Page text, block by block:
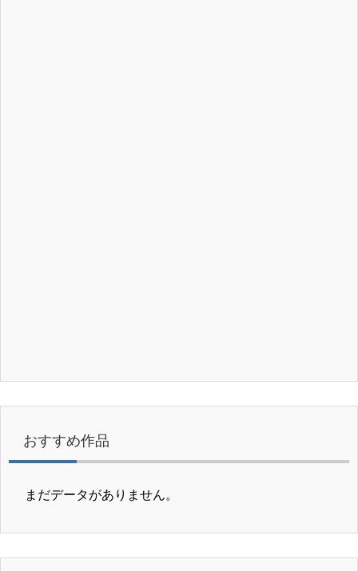
おすすめ作品
まだデータがありません。